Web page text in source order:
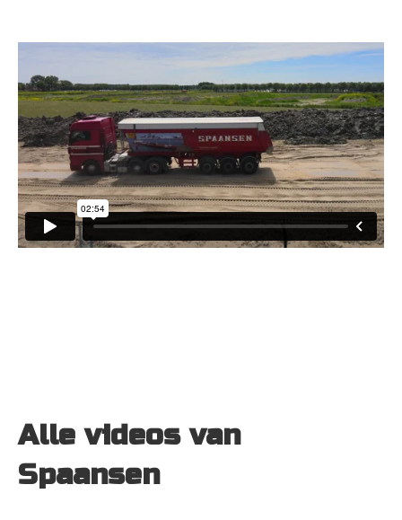
Alle videos van
Spaansen